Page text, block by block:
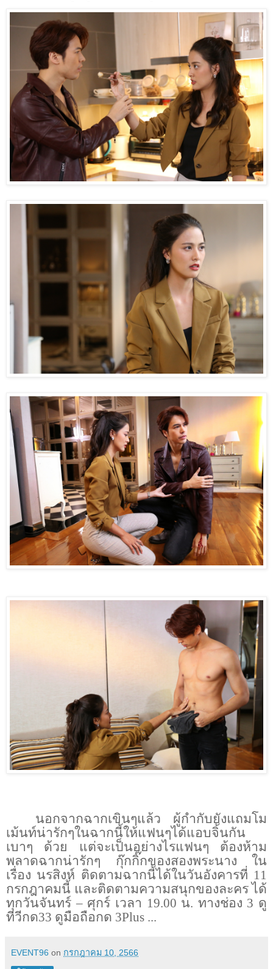
นอกจากฉากเขินๆแล้ว ผู้กำกับยังแถมโม
เม้นท์น่ารักๆในฉากนี้ให้แฟนๆได้แอบจิ้นกัน
เบาๆ ด้วย แต่จะเป็นอย่างไรแฟนๆ ต้องห้าม
พลาดฉากน่ารักๆ กุ๊กกิ๊กของสองพระนาง ใน
เรื่อง นรสิงห์ ติดตามฉากนี้ได้ในวันอังคารที่ 11
กรกฎาคมนี้ และติดตามความสนุกของละคร ได้
ทุกวันจันทร์ – ศุกร์ เวลา 19.00 น. ทางช่อง 3 ดู
ทีวีกด33 ดูมือถือกด 3Plus ...
EVENT96 on กรกฎาคม 10, 2566